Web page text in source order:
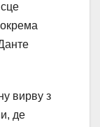
вирву з
де